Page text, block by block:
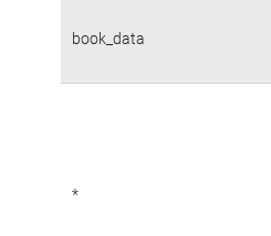
book_data
*